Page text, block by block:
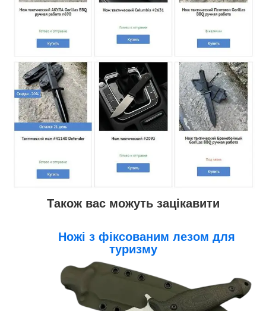
Також вас можуть зацікавити
Ножі з фіксованим лезом для
туризму